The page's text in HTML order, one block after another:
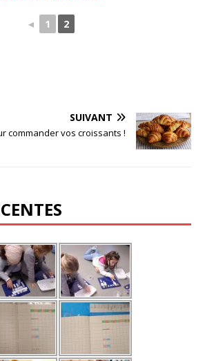
◄ 1 2
SUIVANT
commander vos croissants !